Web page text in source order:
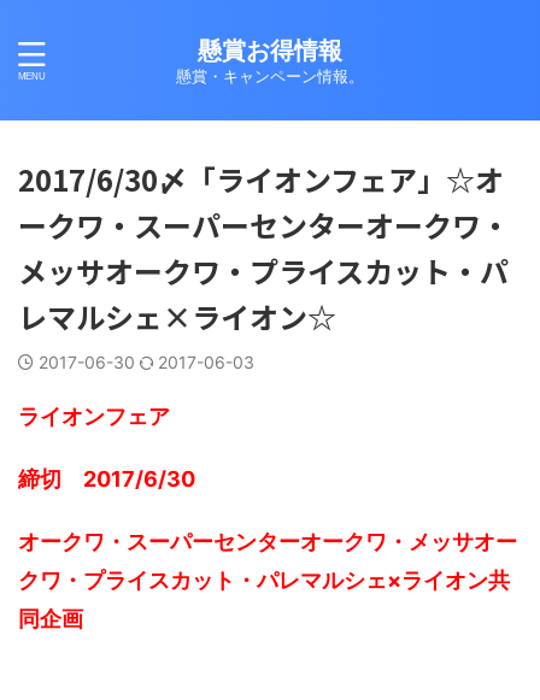
懸賞お得情報
懸賞・キャンペーン情報。
2017/6/30〆「ライオンフェア」☆オ
ークワ・スーパーセンターオークワ・
メッサオークワ・プライスカット・パ
レマルシェ×ライオン☆
2017-06-30 2017-06-03
ライオンフェア
締切 2017/6/30
オークワ・スーパーセンターオークワ・メッサオー
クワ・プライスカット・パレマルシェ×ライオン共
同企画